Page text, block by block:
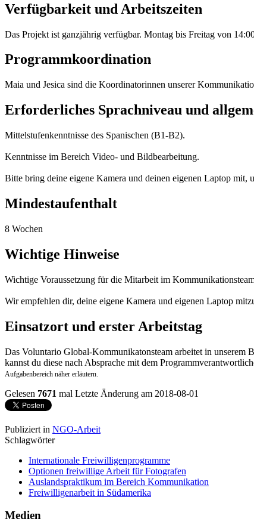
Verfügbarkeit und Arbeitszeiten
Das Projekt ist ganzjährig verfügbar. Montag bis Freitag von
Programmkoordination
Maia und Jesica sind die Koordinatorinnen unserer
Erforderliches Sprachniveau und
Mittelstufenkenntnisse des Spanischen (B1-B2).
Kenntnisse im Bereich Video- und Bildbearbeitung.
Bitte bring deine eigene Kamera und deinen eigenen Laptop mit,
Mindestaufenthalt
8 Wochen
Wichtige Hinweise
Wichtige Voraussetzung für die Mitarbeit im
Wir empfehlen dir, deine eigene Kamera und eigenen Laptop
Einsatzort und erster Arbeitstag
Das Voluntario Global-Kommunikatonsteam arbeitet in unserem
kannst du diese nach Absprache mit dem
Aufgabenbereich näher erläutern.
Gelesen 7671 mal Letzte Änderung am 2018-08-01
Publiziert in NGO-Arbeit
Schlagwörter
Internationale Freiwilligenprogramme
Optionen freiwillige Arbeit für Fotografen
Auslandspraktikum im Bereich Kommunikation
Freiwilligenarbeit in Südamerika
Medien